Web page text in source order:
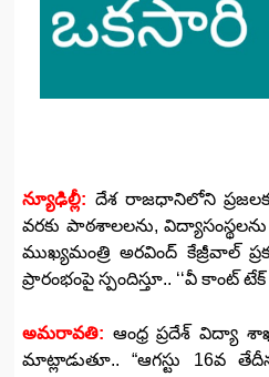
న్యూఢిల్లీ: దేశ రాజధానిలోని
వరకు పాఠశాలలను,
ముఖ్యమంత్రి అరవింద్‌ కేజ్రీవాల్‌
ప్రారంభంపై స్పందిస్తూ.. ‘‘వీ కాంట్‌
అమరావతి: ఆంధ్ర ప్రదేశ్‌ విద్యా
మాట్లాడుతూ.. “ఆగస్టు 16వ